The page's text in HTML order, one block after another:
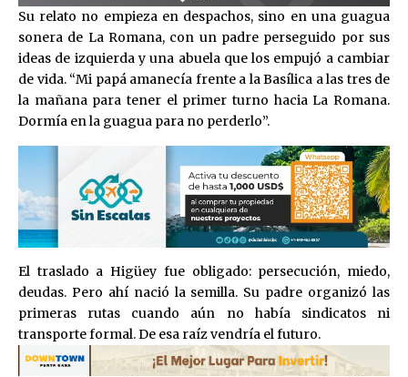
Su relato no empieza en despachos, sino en una guagua
sonera de La Romana, con un padre perseguido por sus
ideas de izquierda y una abuela que los empujó a cambiar
de vida. “Mi papá amanecía frente a la Basílica a las tres de
la mañana para tener el primer turno hacia La Romana.
Dormía en la guagua para no perderlo”.
El traslado a Higüey fue obligado: persecución, miedo,
deudas. Pero ahí nació la semilla. Su padre organizó las
primeras rutas cuando aún no había sindicatos ni
transporte formal. De esa raíz vendría el futuro.